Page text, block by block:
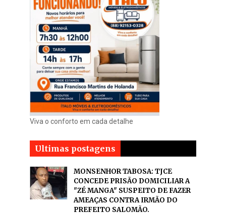
Viva o conforto em cada detalhe
Ultimas postagens
MONSENHOR TABOSA: TJCE
CONCEDE PRISÃO DOMICILIAR A
"ZÉ MANGA" SUSPEITO DE FAZER
AMEAÇAS CONTRA IRMÃO DO
PREFEITO SALOMÃO.